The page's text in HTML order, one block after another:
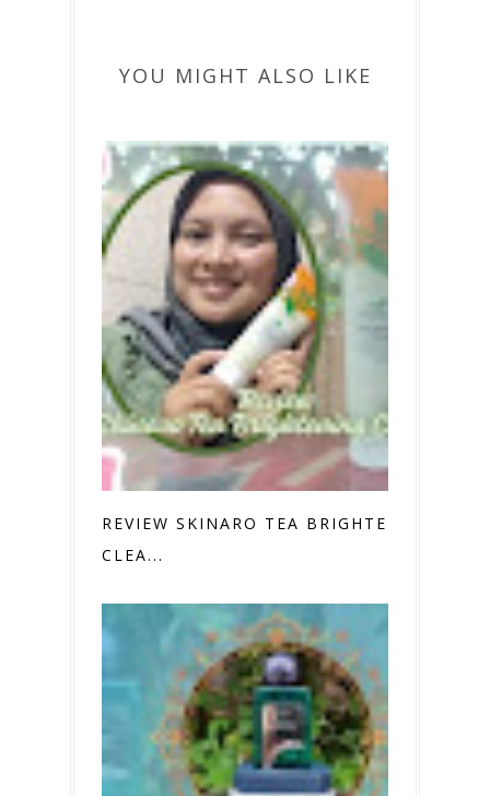
YOU MIGHT ALSO LIKE
REVIEW SKINARO TEA BRIGHTENING
CLEA...